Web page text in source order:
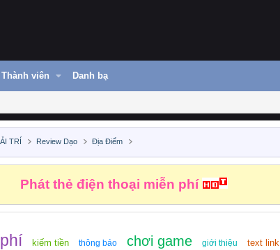
Thành viên Danh bạ
TRÍ Review Dạo Địa Điểm
Phát thẻ điện thoại miễn phí
kiếm tiền thông báo chơi game giới thiệu text link